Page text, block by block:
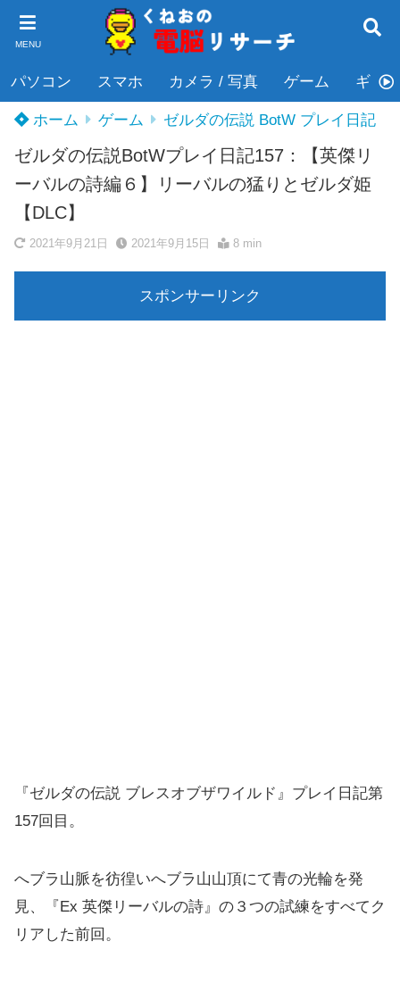
MENU
パソコン スマホ カメラ / 写真 ゲーム ギター
ホーム ゲーム ゼルダの伝説 BotW プレイ日記
ゼルダの伝説BotWプレイ日記157：【英傑リ
ーバルの詩編６】リーバルの猛りとゼルダ姫
【DLC】
2021年9月21日 2021年9月15日 8 min
スポンサーリンク
『ゼルダの伝説 ブレスオブザワイルド』プレイ日記第
157回目。
へブラ山脈を彷徨いへブラ山山頂にて青の光輪を発
見、『Ex 英傑リーバルの詩』の３つの試練をすべてク
リアした前回。